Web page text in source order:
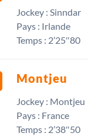
Jockey : Sinndar
Pays : Irlande
Temps : 2’25″80
Montjeu
Jockey : Montjeu
Pays : France
Temps : 2’38″50